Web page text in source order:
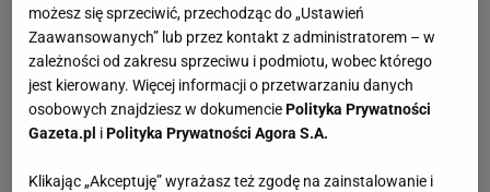
możesz się sprzeciwić, przechodząc do „Ustawień
Zaawansowanych” lub przez kontakt z administratorem – w
zależności od zakresu sprzeciwu i podmiotu, wobec którego
jest kierowany. Więcej informacji o przetwarzaniu danych
osobowych znajdziesz w dokumenciePolityka Prywatności
Gazeta.pl iPolityka Prywatności Agora S.A.
Klikając „Akceptuję” wyrażasz też zgodę na zainstalowanie i